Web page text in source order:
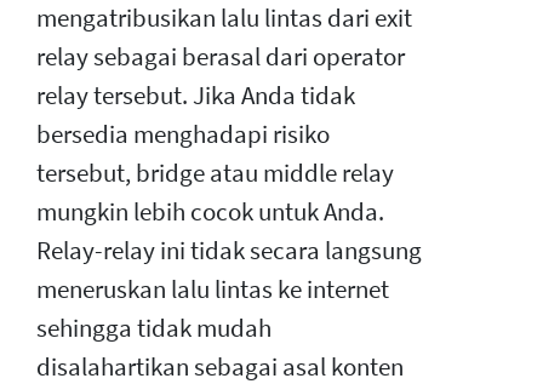
mengatribusikan lalu lintas dari exit
relay sebagai berasal dari operator
relay tersebut. Jika Anda tidak
bersedia menghadapi risiko
tersebut, bridge atau middle relay
mungkin lebih cocok untuk Anda.
Relay-relay ini tidak secara langsung
meneruskan lalu lintas ke internet
sehingga tidak mudah
disalahartikan sebagai asal konten